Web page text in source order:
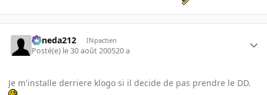
keneda212 INpactien
Posté(e) le 30 août 200520 a
Je m'installe derriere klogo si il decide de pas prendre le DD.